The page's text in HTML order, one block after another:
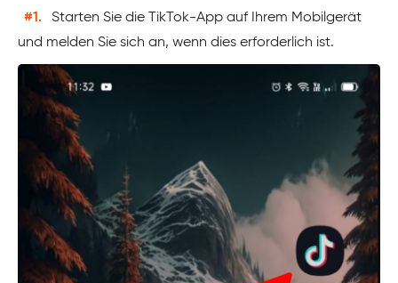
#1.
Starten Sie die TikTok-App auf Ihrem Mobilgerät
und melden Sie sich an, wenn dies erforderlich ist.